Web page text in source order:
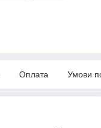
Оплата Умови